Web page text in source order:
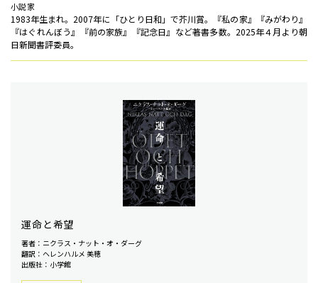
小説家
1983年生まれ。2007年に「ひとり日和」で芥川賞。『私の家』『みがわり』
『はぐれんぼう』『前の家族』『記念日』など著書多数。2025年４月より朝
日新聞書評委員。
運命と希望
著者：ニクラス・ナット・オ・ダーグ
翻訳：ヘレンハルメ 美穂
出版社：小学館